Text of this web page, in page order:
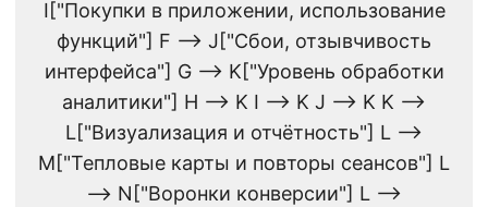
I["Покупки в приложении, использование
функций"] F --> J["Сбои, отзывчивость
интерфейса"] G --> K["Уровень обработки
аналитики"] H --> K I --> K J --> K K -->
L["Визуализация и отчётность"] L -->
M["Тепловые карты и повторы сеансов"] L
--> N["Воронки конверсии"] L -->